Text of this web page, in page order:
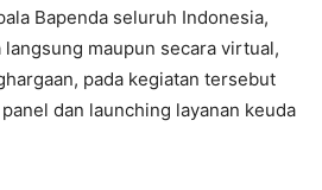
Bapenda seluruh Indonesia,
maupun secara virtual,
pada kegiatan tersebut
dan launching layanan keuda